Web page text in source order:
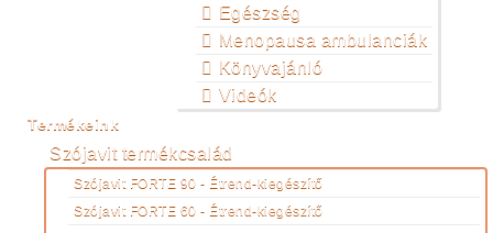
Egészség
Menopausa ambulanciák
Könyvajánló
Videók
Termékeink
Szójavit termékcsalád
Szójavit FORTE 90 - Étrend-kiegészítő
Szójavit FORTE 60 - Étrend-kiegészítő